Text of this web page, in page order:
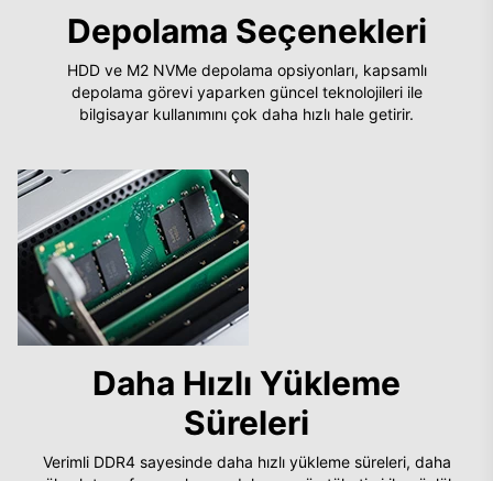
Depolama Seçenekleri
HDD ve M2 NVMe depolama opsiyonları, kapsamlı
depolama görevi yaparken güncel teknolojileri ile
bilgisayar kullanımını çok daha hızlı hale getirir.
Daha Hızlı Yükleme
Süreleri
Verimli DDR4 sayesinde daha hızlı yükleme süreleri, daha